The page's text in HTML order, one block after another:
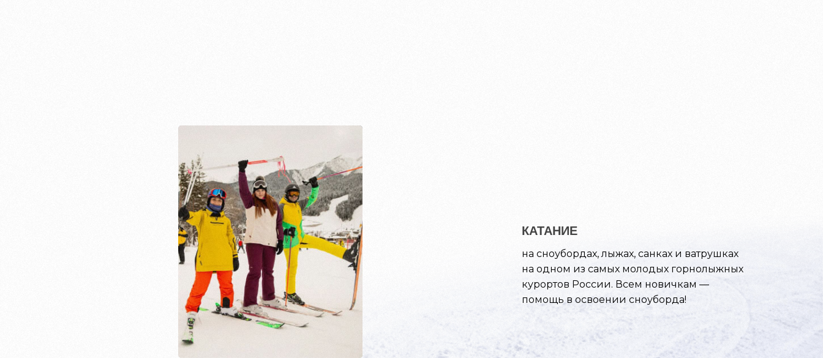
КАТАНИЕ
на сноубордах, лыжах, санках и ватрушках
на одном из самых молодых горнолыжных
курортов России. Всем новичкам —
помощь в освоении сноуборда!